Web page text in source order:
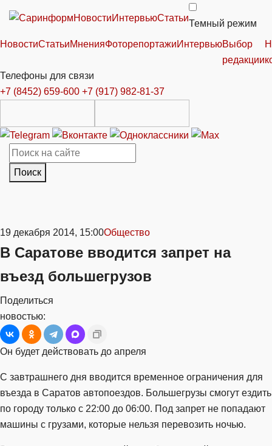
НовостиИнтервьюСтатьи
Темный режим
НовостиСтатьиМненияФоторепортажиИнтервьюВыбор
редакции
Телефоны для связи
+7 (8452) 659-600 +7 (917) 982-81-37
Поиск
19 декабря 2014, 15:00Общество
В Саратове вводится запрет на
въезд большегрузов
Поделиться
новостью:
Он будет действовать до апреля
С завтрашнего дня вводится временное ограничения для
въезда в Саратов автопоездов. Большегрузы смогут ездить
по городу только с 22:00 до 06:00. Под запрет не попадают
машины с грузами, которые нельзя перевозить ночью.